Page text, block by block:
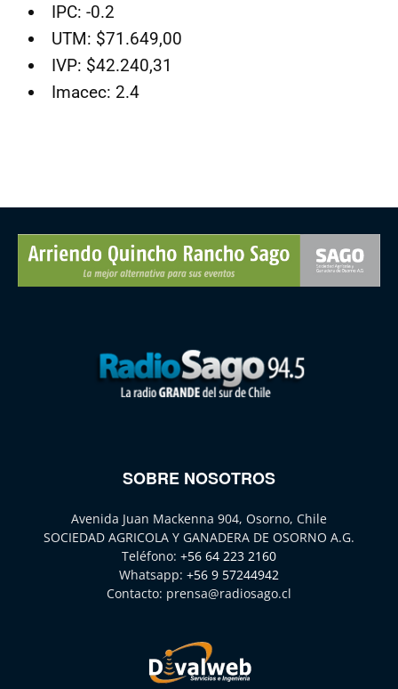
IPC: -0.2
UTM: $71.649,00
IVP: $42.240,31
Imacec: 2.4
SOBRE NOSOTROS
Avenida Juan Mackenna 904, Osorno, Chile
SOCIEDAD AGRICOLA Y GANADERA DE OSORNO A.G.
Teléfono: +56 64 223 2160
Whatsapp: +56 9 57244942
Contacto: prensa@radiosago.cl